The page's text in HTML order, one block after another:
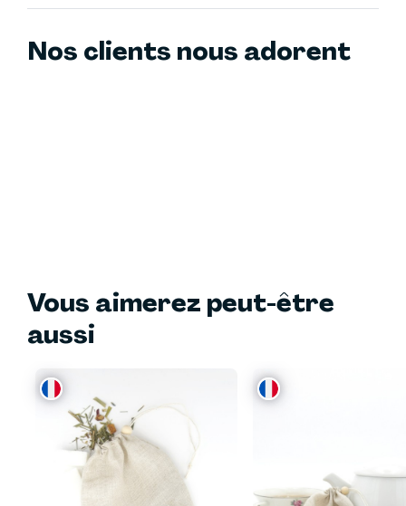
Nos clients nous adorent
Vous aimerez peut-être
aussi